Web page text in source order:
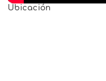
Ubicación